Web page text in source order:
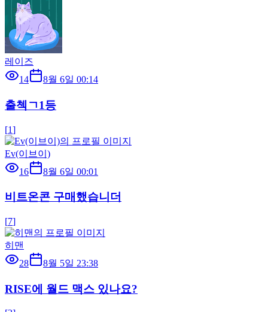
레이즈
14
8월 6일 00:14
출첵ㄱ1등
[1]
Ev(이브이)
16
8월 6일 00:01
비트온콘 구매했습니더
[7]
히맨
28
8월 5일 23:38
RISE에 월드 맥스 있나요?